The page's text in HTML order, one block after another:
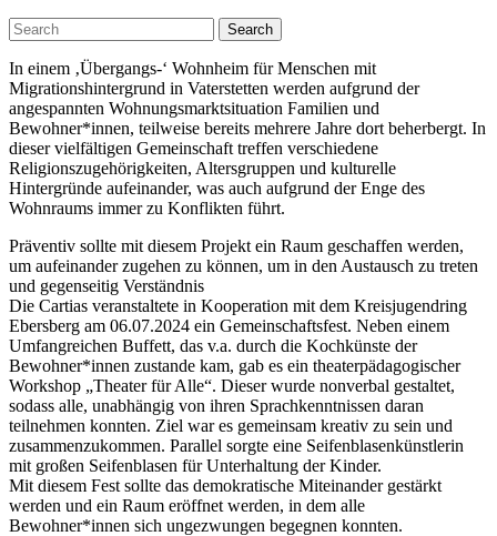
Search
In einem ‚Übergangs-‘ Wohnheim für Menschen mit
Migrationshintergrund in Vaterstetten werden aufgrund der
angespannten Wohnungsmarktsituation Familien und
Bewohner*innen, teilweise bereits mehrere Jahre dort beherbergt. In
dieser vielfältigen Gemeinschaft treffen verschiedene
Religionszugehörigkeiten, Altersgruppen und kulturelle
Hintergründe aufeinander, was auch aufgrund der Enge des
Wohnraums immer zu Konflikten führt.
Präventiv sollte mit diesem Projekt ein Raum geschaffen werden,
um aufeinander zugehen zu können, um in den Austausch zu treten
und gegenseitig Verständnis
Die Cartias veranstaltete in Kooperation mit dem Kreisjugendring
Ebersberg am 06.07.2024 ein Gemeinschaftsfest. Neben einem
Umfangreichen Buffett, das v.a. durch die Kochkünste der
Bewohner*innen zustande kam, gab es ein theaterpädagogischer
Workshop „Theater für Alle“. Dieser wurde nonverbal gestaltet,
sodass alle, unabhängig von ihren Sprachkenntnissen daran
teilnehmen konnten. Ziel war es gemeinsam kreativ zu sein und
zusammenzukommen. Parallel sorgte eine Seifenblasenkünstlerin
mit großen Seifenblasen für Unterhaltung der Kinder.
Mit diesem Fest sollte das demokratische Miteinander gestärkt
werden und ein Raum eröffnet werden, in dem alle
Bewohner*innen sich ungezwungen begegnen konnten.